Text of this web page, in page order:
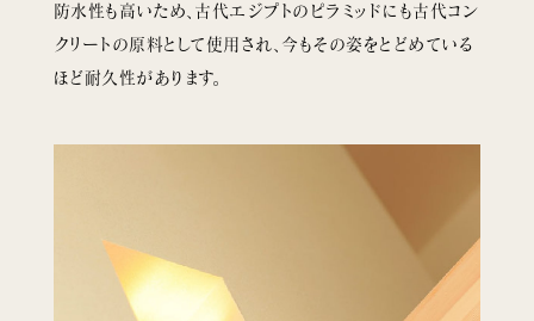
防水性も高いため、古代エジプトのピラミッドにも古代コン
クリートの原料として使用され、今もその姿をとどめている
ほど耐久性があります。